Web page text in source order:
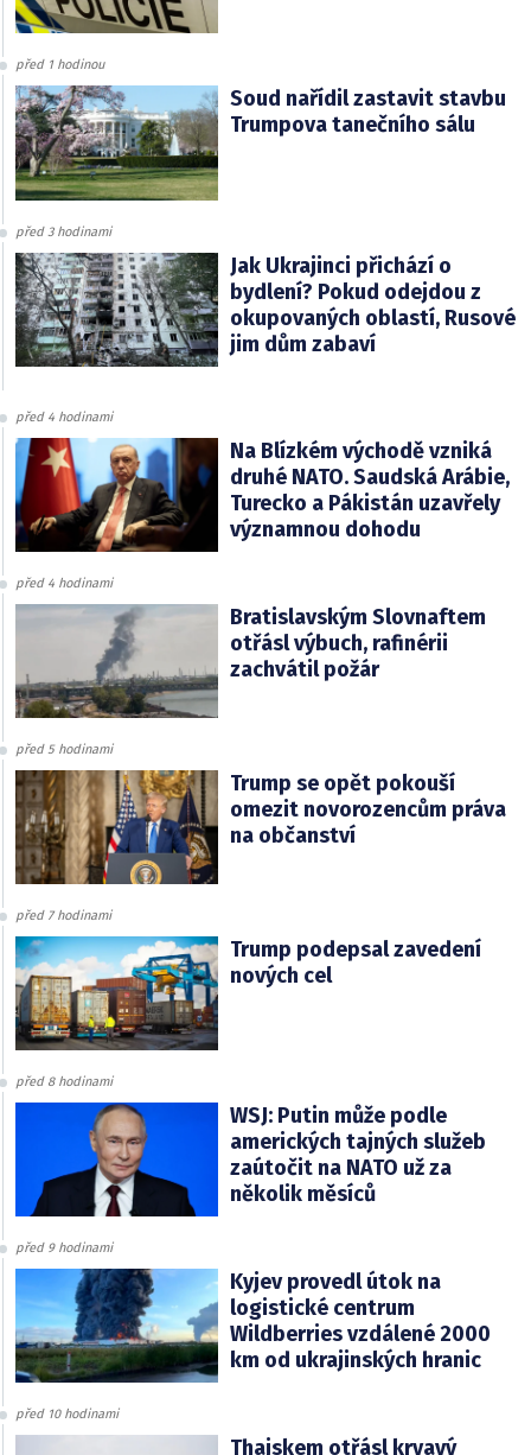
před 1 hodinou
Soud nařídil zastavit stavbu
Trumpova tanečního sálu
před 3 hodinami
Jak Ukrajinci přichází o
bydlení? Pokud odejdou z
okupovaných oblastí, Rusové
jim dům zabaví
před 4 hodinami
Na Blízkém východě vzniká
druhé NATO. Saudská Arábie,
Turecko a Pákistán uzavřely
významnou dohodu
před 4 hodinami
Bratislavským Slovnaftem
otřásl výbuch, rafinérii
zachvátil požár
před 5 hodinami
Trump se opět pokouší
omezit novorozencům práva
na občanství
před 7 hodinami
Trump podepsal zavedení
nových cel
před 8 hodinami
WSJ: Putin může podle
amerických tajných služeb
zaútočit na NATO už za
několik měsíců
před 9 hodinami
Kyjev provedl útok na
logistické centrum
Wildberries vzdálené 2000
km od ukrajinských hranic
před 10 hodinami
Thajskem otřásl krvavý